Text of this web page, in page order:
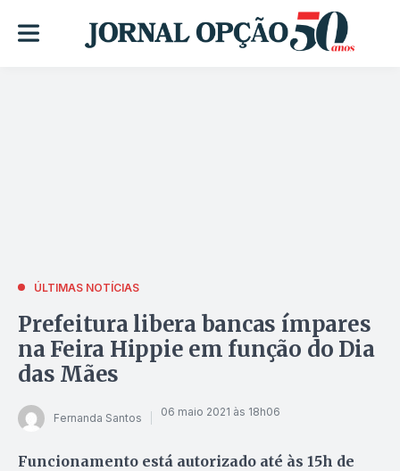
ÚLTIMAS NOTÍCIAS
Prefeitura libera bancas ímpares
na Feira Hippie em função do Dia
das Mães
Fernanda Santos 06 maio 2021 às 18h06
Funcionamento está autorizado até às 15h de